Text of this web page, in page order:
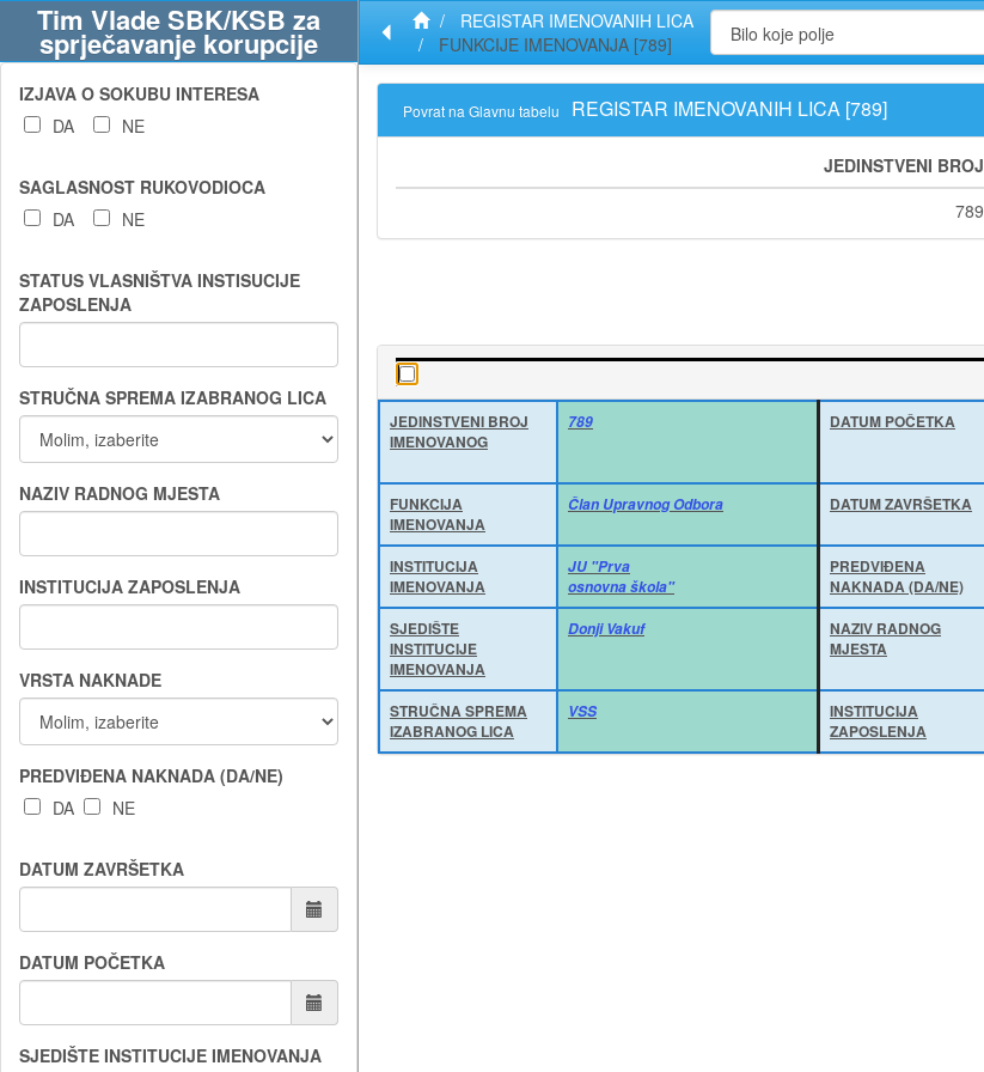
Preskoči
podatke
Preskoči
izbornik
Preskoči
pretragu
Popis
kraticaTim Vlade SBK/KSB za
sprječavanje korupcije
IZJAVA O SOKUBU INTERESA
DA
NE
SAGLASNOST RUKOVODIOCA
DA
NE
STATUS VLASNIŠTVA INSTISUCIJE
ZAPOSLENJA
STRUČNA SPREMA IZABRANOG LICA
NAZIV RADNOG MJESTA
INSTITUCIJA ZAPOSLENJA
VRSTA NAKNADE
PREDVIĐENA NAKNADA (DA/NE)
DA
NE
DATUM ZAVRŠETKA
DATUM POČETKA
SJEDIŠTE INSTITUCIJE IMENOVANJA
REGISTAR IMENOVANIH LICA
FUNKCIJE IMENOVANJA [789]
Povrat na Glavnu tabelu REGISTAR IMENOVANIH LICA [789]
JEDINSTVENI BROJ
789
JEDINSTVENI BROJ
IMENOVANOG
789 DATUM POČETKA
FUNKCIJA
IMENOVANJA
Član Upravnog Odbora DATUM ZAVRŠETKA
INSTITUCIJA
IMENOVANJA
JU "Prva
osnovna škola"
PREDVIĐENA
NAKNADA (DA/NE)
SJEDIŠTE
INSTITUCIJE
IMENOVANJA
Donji Vakuf
NAZIV RADNOG
MJESTA
STRUČNA SPREMA
IZABRANOG LICA
VSS
INSTITUCIJA
ZAPOSLENJA